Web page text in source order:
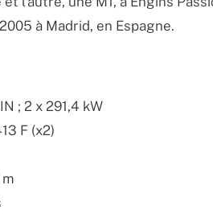
à Madrid, en Espagne.
; 2 x 291,4 kW
F (x2)